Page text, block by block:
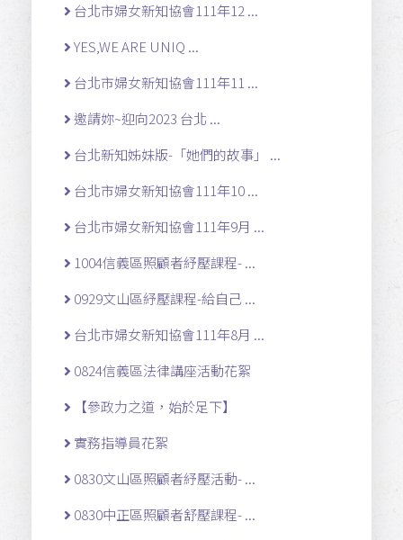
台北市婦女新知協會111年12 ...
YES,WE ARE UNIQ ...
台北市婦女新知協會111年11 ...
邀請妳~迎向2023 台北 ...
台北新知姊妹版-「她們的故事」 ...
台北市婦女新知協會111年10 ...
台北市婦女新知協會111年9月 ...
1004信義區照顧者紓壓課程- ...
0929文山區紓壓課程-給自己 ...
台北市婦女新知協會111年8月 ...
0824信義區法律講座活動花絮
【參政力之道，始於足下】
實務指導員花絮
0830文山區照顧者紓壓活動- ...
0830中正區照顧者舒壓課程- ...